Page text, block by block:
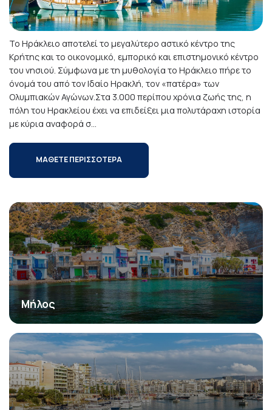
Το Ηράκλειο αποτελεί το μεγαλύτερο αστικό κέντρο της
Κρήτης και το οικονομικό, εμπορικό και επιστημονικό κέντρο
του νησιού. Σύμφωνα με τη μυθολογία το Ηράκλειο πήρε το
όνομά του από τον Ιδαίο Ηρακλή, τον «πατέρα» των
Ολυμπιακών Αγώνων.Στα 3.000 περίπου χρόνια ζωής της, η
πόλη του Ηρακλείου έχει να επιδείξει μια πολυτάραχη ιστορία
με κύρια αναφορά σ...
ΜΑΘΕΤΕ ΠΕΡΙΣΣΟΤΕΡΑ
Μήλος